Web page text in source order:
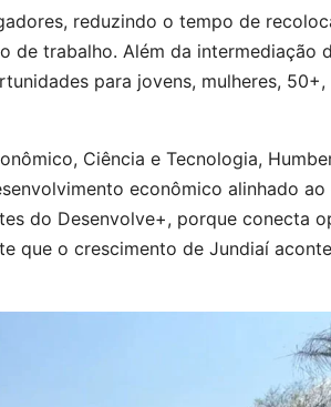
reduzindo o tempo de
de trabalho. Além da intermediação
para jovens, mulheres,
Ciência e Tecnologia,
econômico alinhado
do Desenvolve+, porque conecta
que o crescimento de Jundiaí